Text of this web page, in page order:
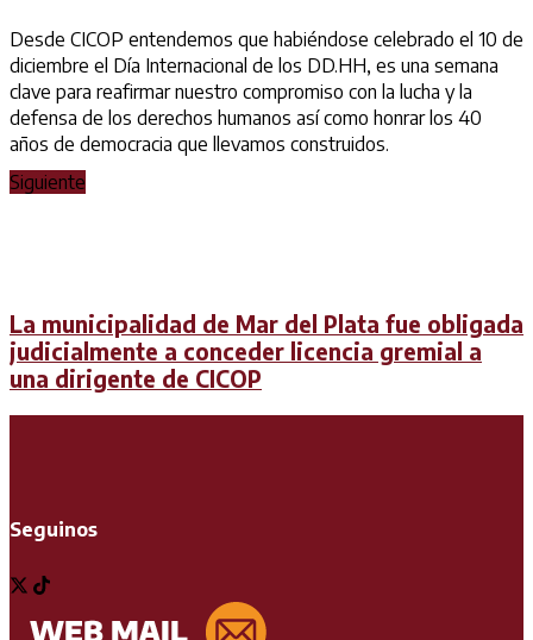
Desde CICOP entendemos que habiéndose celebrado el 10 de
diciembre el Día Internacional de los DD.HH, es una semana
clave para reafirmar nuestro compromiso con la lucha y la
defensa de los derechos humanos así como honrar los 40
años de democracia que llevamos construidos.
Siguiente
La municipalidad de Mar del Plata fue obligada
judicialmente a conceder licencia gremial a
una dirigente de CICOP
Seguinos